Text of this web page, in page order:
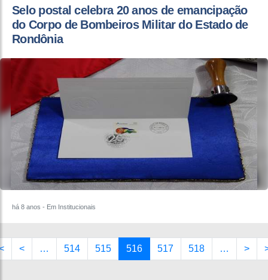
​Selo postal celebra 20 anos de emancipação
do Corpo de Bombeiros Militar do Estado de
Rondônia
há 8 anos - Em Institucionais
< … 514 515 516 517 518 … >